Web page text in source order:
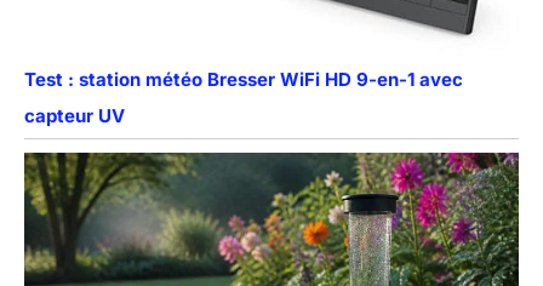
Test : station météo Bresser WiFi HD 9-en-1 avec
capteur UV